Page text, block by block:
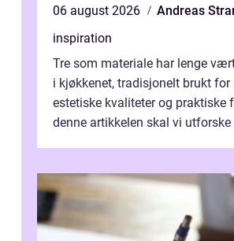
06 august 2026
Andreas
inspiration
Tre som materiale har lenge
i kjøkkenet, tradisjonelt brukt for
estetiske kvaliteter og praktiske
denne artikkelen skal vi